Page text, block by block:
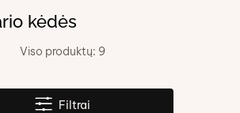
kėdės
Viso produktų: 9
Filtrai